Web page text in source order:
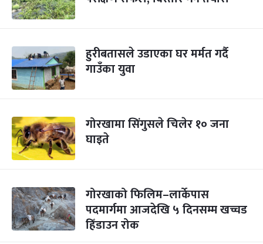
हुरीबतासले उडाएका घर मर्मत गर्दै
गाउँका युवा
गोरखामा सिंगुसले चिलेर १० जना
घाइते
गोरखाको फिलिम–लार्केपास
पदमार्गमा आजदेखि ५ दिनसम्म खच्चड
हिँडाउन रोक